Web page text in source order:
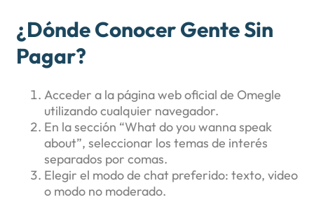
¿Dónde Conocer Gente Sin
Pagar?
Acceder a la página web oficial de Omegle
utilizando cualquier navegador.
En la sección “What do you wanna speak
about”, seleccionar los temas de interés
separados por comas.
Elegir el modo de chat preferido: texto, video
o modo no moderado.